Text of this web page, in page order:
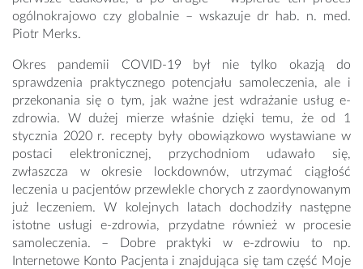
ogólnokrajowo czy globalnie – wskazuje dr hab. n. med.
Piotr Merks.
Okres pandemii COVID-19 był nie tylko okazją do
sprawdzenia praktycznego potencjału samoleczenia, ale i
przekonania się o tym, jak ważne jest wdrażanie usług e-
zdrowia. W dużej mierze właśnie dzięki temu, że od 1
stycznia 2020 r. recepty były obowiązkowo wystawiane w
postaci elektronicznej, przychodniom udawało się,
zwłaszcza w okresie lockdownów, utrzymać ciągłość
leczenia u pacjentów przewlekle chorych z zaordynowanym
już leczeniem. W kolejnych latach dochodziły następne
istotne usługi e-zdrowia, przydatne również w procesie
samoleczenia. – Dobre praktyki w e-zdrowiu to np.
Internetowe Konto Pacjenta i znajdująca się tam część Moje